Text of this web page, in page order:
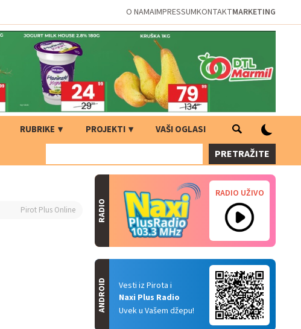
O NAMAIMPRESSUMKONTAKTMARKETING
RUBRIKE PROJEKTI VAŠI OGLASI
PRETRAŽITE
Pirot Plus Online RADIO
RADIO UŽIVO
Vesti iz Pirota i
Naxi Plus Radio
Uvek u Vašem džepu!
ANDROID